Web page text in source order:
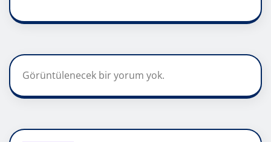
Görüntülenecek bir yorum yok.